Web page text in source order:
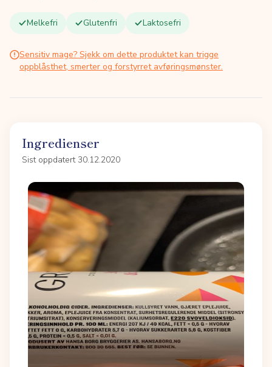
Melkefri Glutenfri Laktosefri
Sensitiv mage? Sjekk om dette produktet kan trigge
oppblåsthet, smerter og forstyrret avføringsmønster.
Ingredienser
Sist oppdatert 30.12.2020